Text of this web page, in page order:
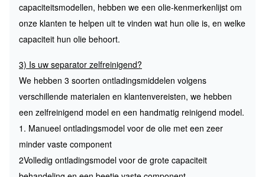
capaciteitsmodellen, hebben we een olie-kenmerkenlijst om
onze klanten te helpen uit te vinden wat hun olie is, en welke
capaciteit hun olie behoort.
3) Is uw separator zelfreinigend?
We hebben 3 soorten ontladingsmiddelen volgens
verschillende materialen en klantenvereisten, we hebben
een zelfreinigend model en een handmatig reinigend model.
1. Manueel ontladingsmodel voor de olie met een zeer
minder vaste component
2Volledig ontladingsmodel voor de grote capaciteit